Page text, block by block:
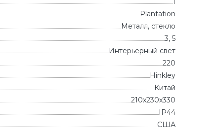
Plantation
Металл, стекло
3, 5
Интерьерный свет
220
Hinkley
Китай
210x230x330
IP44
CША